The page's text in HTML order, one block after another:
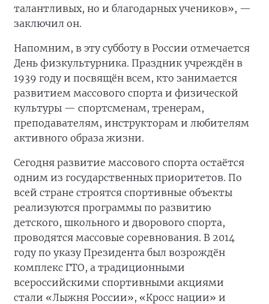
талантливых, но и благодарных учеников», —
заключил он.
Напомним, в эту субботу в России отмечается
День физкультурника. Праздник учреждён в
1939 году и посвящён всем, кто занимается
развитием массового спорта и физической
культуры — спортсменам, тренерам,
преподавателям, инструкторам и любителям
активного образа жизни.
Сегодня развитие массового спорта остаётся
одним из государственных приоритетов. По
всей стране строятся спортивные объекты
реализуются программы по развитию
детского, школьного и дворового спорта,
проводятся массовые соревнования. В 2014
году по указу Президента был возрождён
комплекс ГТО, а традиционными
всероссийскими спортивными акциями
стали «Лыжня России», «Кросс нации» и